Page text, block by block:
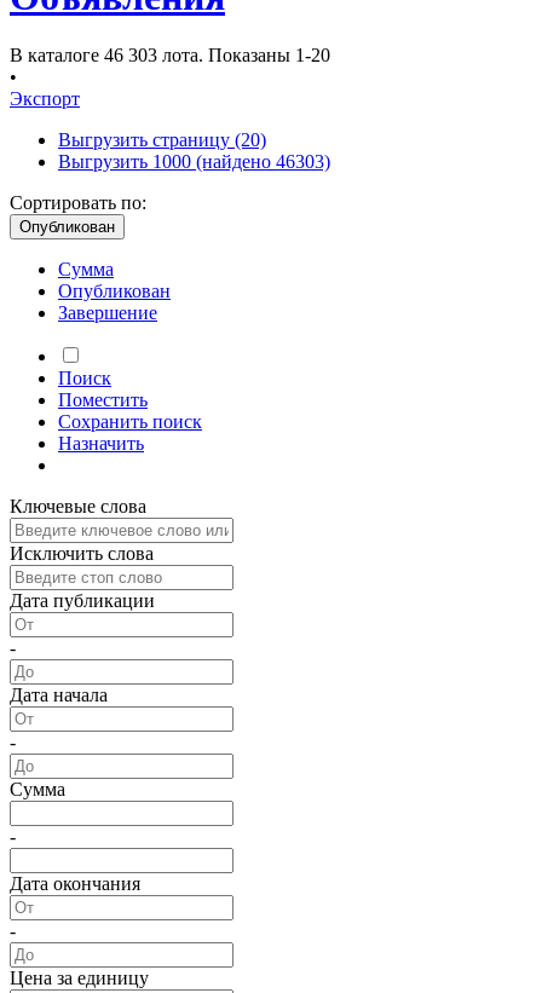
В каталоге 46 303 лота. Показаны 1-20
•
Экспорт
Выгрузить страницу (20)
Выгрузить 1000 (найдено 46303)
Сортировать по:
Опубликован
Сумма
Опубликован
Завершение
Поиск
Поместить
Сохранить поиск
Назначить
Ключевые слова
Исключить слова
Дата публикации
-
Дата начала
-
Сумма
-
Дата окончания
-
Цена за единицу